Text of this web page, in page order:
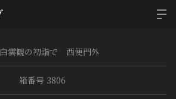
白雲観の初詣で 西便門外
箱番号 3806